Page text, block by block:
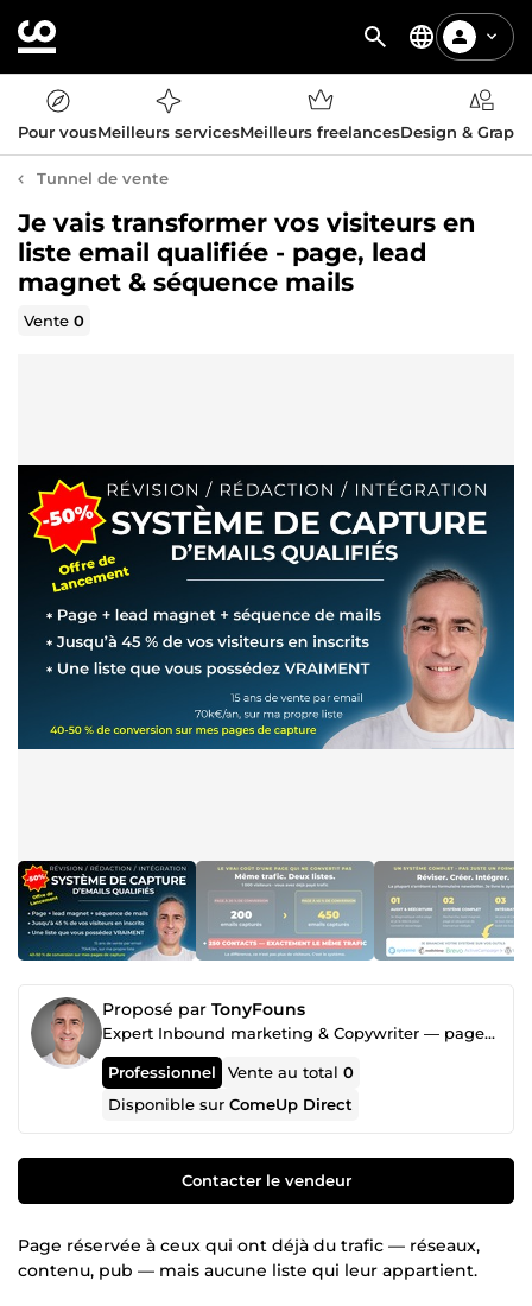
Pour vousMeilleurs servicesMeilleurs freelancesDesign &
Tunnel de vente
Je vais transformer vos visiteurs en
liste email qualifiée - page, lead
magnet & séquence mails
Vente0
Proposé par TonyFouns
Expert Inbound marketing & Copywriter — pages de vente | capture | séquences email
Professionnel Vente au total0
Disponible surComeUp Direct
Contacter le vendeur
Page réservée à ceux qui ont déjà du trafic — réseaux,
contenu, pub — mais aucune liste qui leur appartient.